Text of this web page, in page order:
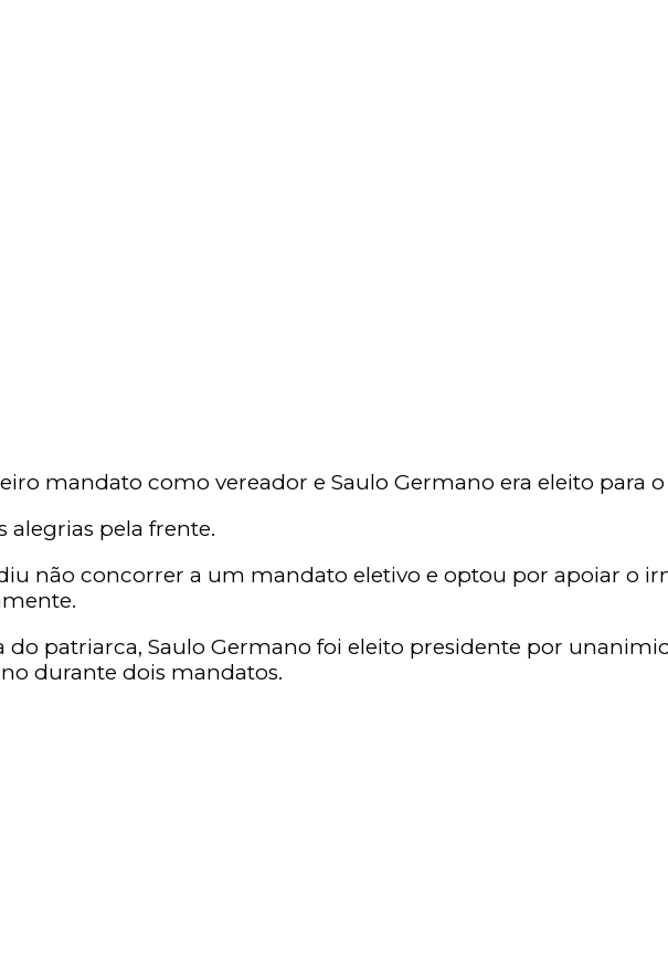
mandato como vereador e Saulo Germano era eleito para
alegrias pela frente.
não concorrer a um mandato eletivo e optou por apoiar o
do patriarca, Saulo Germano foi eleito presidente por
durante dois mandatos.